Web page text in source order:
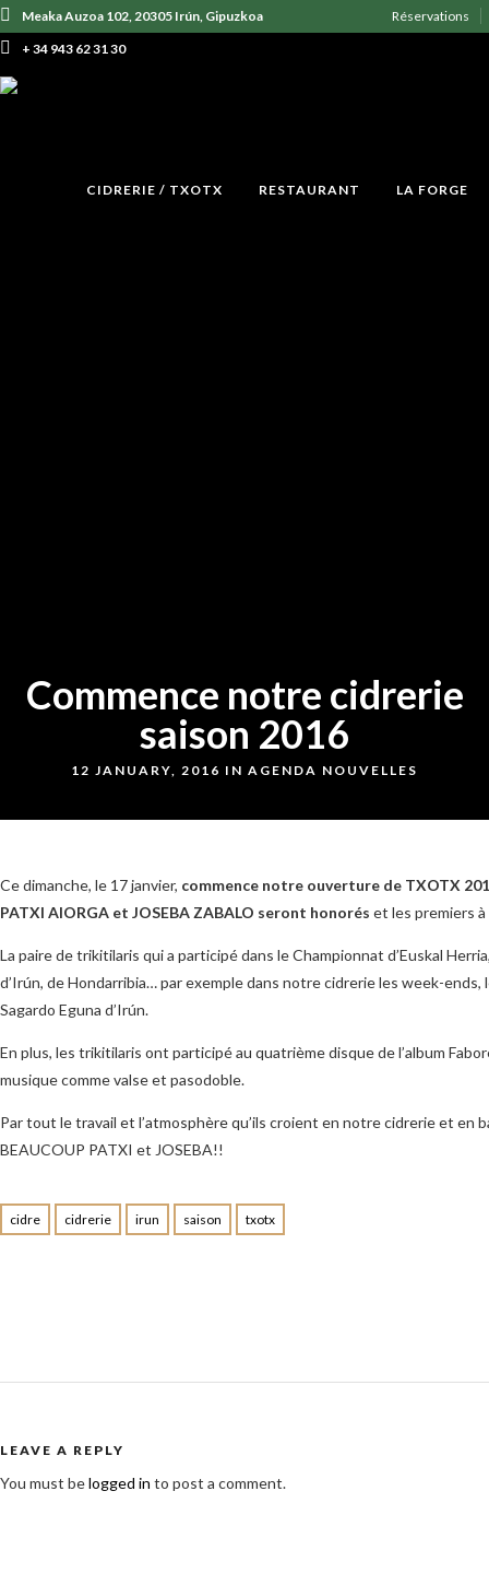
Réservations
Meaka Auzoa 102, 20305 Irún, Gipuzkoa
+ 34 943 62 31 30
CIDRERIE / TXOTX RESTAURANT LA FORGE
Commence notre cidrerie
saison 2016
12 JANUARY, 2016 IN AGENDA NOUVELLES
Ce dimanche, le 17 janvier, commence notre ouverture de TXOTX
PATXI AIORGA et JOSEBA ZABALO seront honorés et les premiers
La paire de trikitilaris qui a participé dans le Championnat d’Euskal
d’Irún, de Hondarribia… par exemple dans notre cidrerie les week-ends,
Sagardo Eguna d’Irún.
En plus, les trikitilaris ont participé au quatrième disque de l’album
musique comme valse et pasodoble.
Par tout le travail et l’atmosphère qu’ils croient en notre cidrerie et en
BEAUCOUP PATXI et JOSEBA!!
cidre cidrerie irun saison txotx
LEAVE A REPLY
You must belogged in to post a comment.